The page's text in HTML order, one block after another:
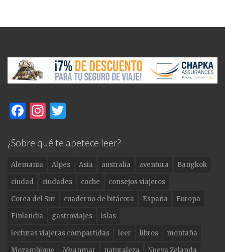
F
c
e
b
o
o
k
In
a
g
ra
m
it
te
r
¿Sobre qué te apetece leer?
Alemania Alpes Asia australia aventura
Bangkok
ciudad
ciudades coche
consejos viajeros
Corea del Sur
cuaderno de bitácora España
Europa
Finlandia
gastroviajes
islas
lecturas viajeras compartidas
leer libros
montaña
Mozambique
Myanmar naturaleza Nueva Zelanda